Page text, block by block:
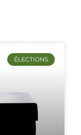
ÉLECTIONS